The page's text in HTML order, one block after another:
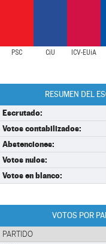
PSC CiU ICV-EUiA
RESUMEN DEL
Escrutado:
Votos contabilizados:
Abstenciones:
Votos nulos:
Votos en blanco:
VOTOS POR
PARTIDO